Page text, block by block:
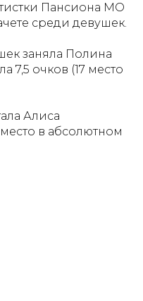
Пансиона МО
среди девушек.
заняла Полина
7,5 очков (17 место
Алиса
в абсолютном